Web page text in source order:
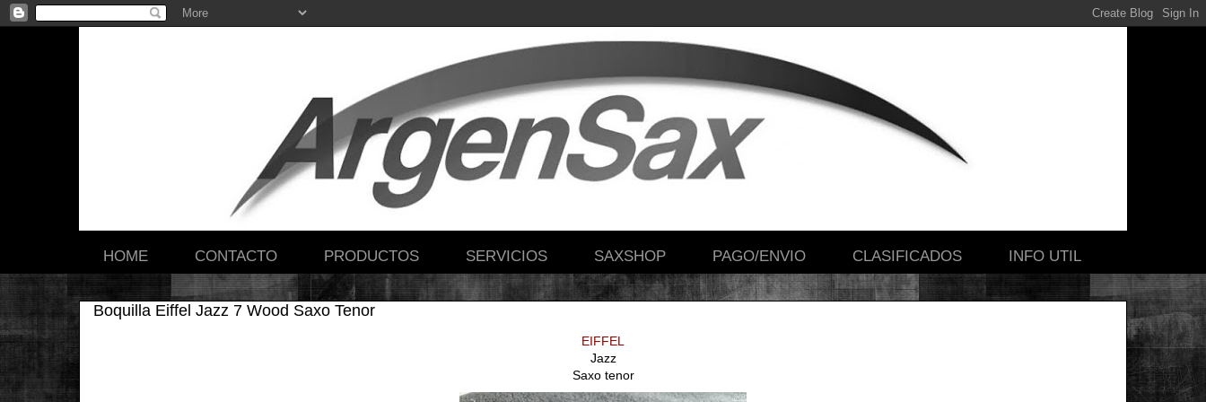
HOME CONTACTO PRODUCTOS SERVICIOS SAXSHOP PAGO/ENVIO CLASIFICADOS INFO UTIL
Boquilla Eiffel Jazz 7 Wood Saxo Tenor
EIFFEL
Jazz
Saxo tenor